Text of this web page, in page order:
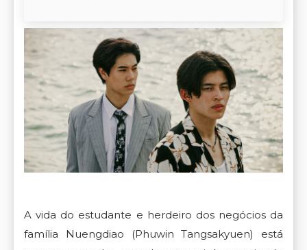
A vida do estudante e herdeiro dos negócios da
família Nuengdiao (Phuwin Tangsakyuen) está